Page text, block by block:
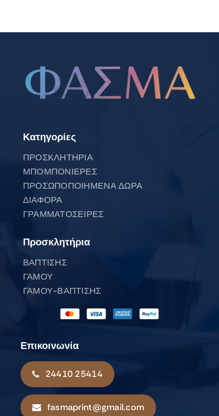
Κατηγορίες
ΠΡΟΣΚΛΗΤΗΡΙΑ
ΜΠΟΜΠΟΝΙΕΡΕΣ
ΠΡΟΣΩΠΟΠΟΙΗΜΕΝΑ ΔΩΡΑ
ΔΙΑΦΟΡΑ
ΓΡΑΜΜΑΤΟΣΕΙΡΕΣ
Προσκλητήρια
ΒΑΠΤΙΣΗΣ
ΓΑΜΟΥ
ΓΑΜΟΥ-ΒΑΠΤΙΣΗΣ
Επικοινωνία
24410 25414
fasmaprint@gmail.com